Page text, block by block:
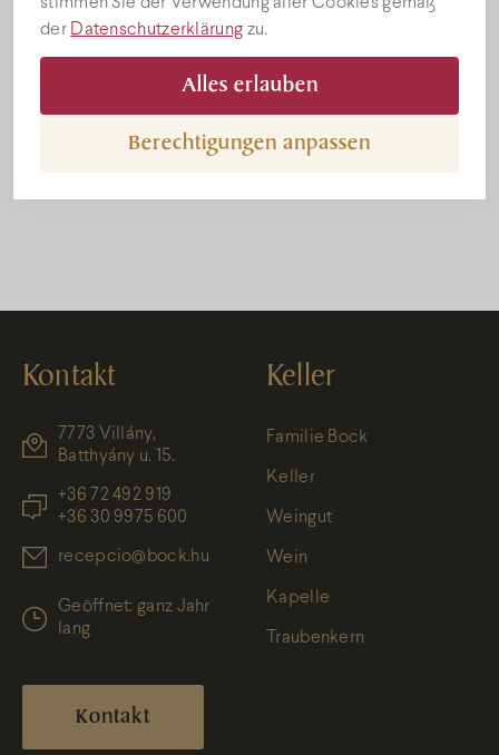
der Datenschutzerklärung zu.
Alles erlauben
Berechtigungen anpassen
Bock teraszon
Kontakt
7773 Villány,
Batthyány u. 15.
+36 72 492 919
+36 30 9975 600
recepcio@bock.hu
Geöffnet: ganz Jahr
lang
Kontakt
Keller
Familie Bock
Keller
Weingut
Wein
Kapelle
Traubenkern